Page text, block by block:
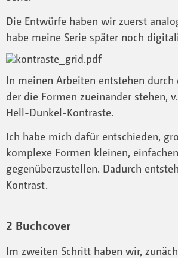
Die Entwürfe haben wir zuerst
habe meine Serie später noch
In meinen Arbeiten entstehen durch
der die Formen zueinander stehen,
Hell-Dunkel-Kontraste.
Ich habe mich dafür entschieden,
komplexe Formen kleinen,
gegenüberzustellen. Dadurch
Kontrast.
2 Buchcover
Im zweiten Schritt haben wir,